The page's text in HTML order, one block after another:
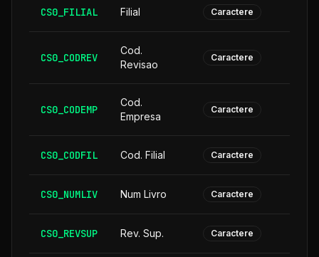
CS0_FILIAL Filial Caractere
CS0_CODREV
Cod.
Revisao
Caractere
CS0_CODEMP
Cod.
Empresa
Caractere
CS0_CODFIL Cod. Filial Caractere
CS0_NUMLIV Num Livro Caractere
CS0_REVSUP Rev. Sup. Caractere